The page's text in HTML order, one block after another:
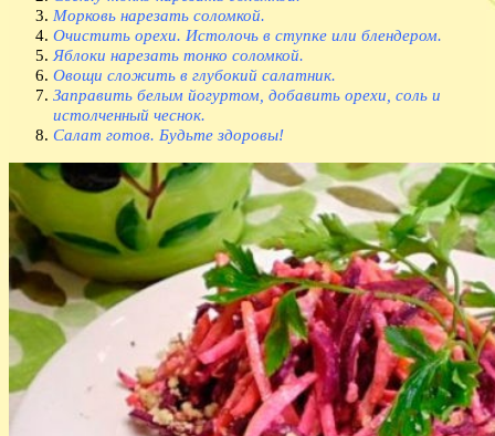
Морковь нарезать соломкой.
Очистить орехи. Истолочь в ступке или блендером.
Яблоки нарезать тонко соломкой.
Овощи сложить в глубокий салатник.
Заправить белым йогуртом, добавить орехи, соль и
истолченный чеснок.
Салат готов. Будьте здоровы!